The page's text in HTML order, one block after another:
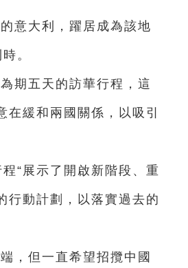
意大利，躍居成為該地
。
期五天的訪華行程，這
緩和兩國關係，以吸引
“展示了開啟新階段、重
行動計劃，以落實過去的
，但一直希望招攬中國